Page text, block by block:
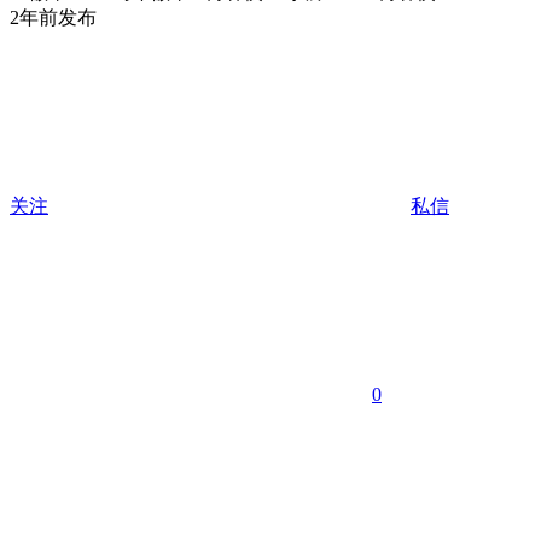
2年前发布
关注 私信
0